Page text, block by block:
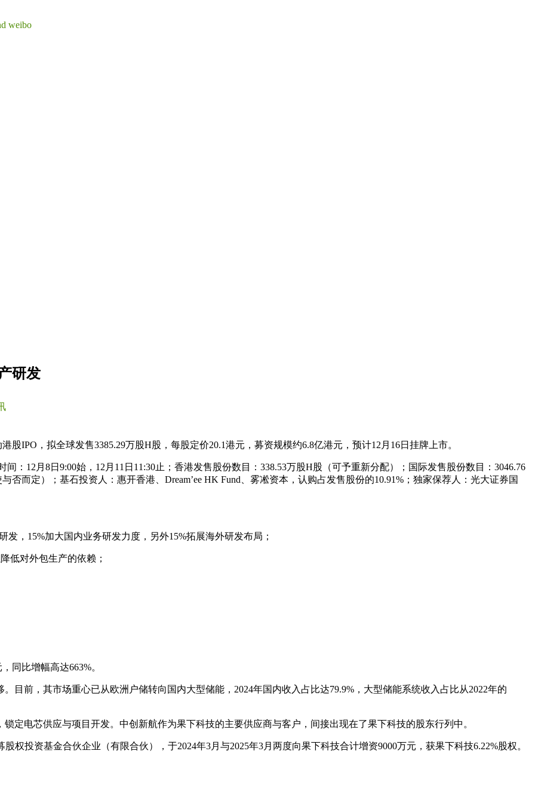
研发
股IPO，拟全球发售3385.29万股H股，每股定价20.1港元，募资规模约6.8亿港元，预计12月16日挂牌上市。
：12月8日9:00始，12月11日11:30止；香港发售股份数目：338.53万股H股（可予重新分配）；国际发售股份数目：3046.76
而定）；基石投资人：惠开香港、Dream’ee HK Fund、雾凇资本，认购占发售股份的10.91%；独家保荐人：光大证券国
，15%加大国内业务研发力度，另外15%拓展海外研发布局；
低对外包生产的依赖；
同比增幅高达663%。
目前，其市场重心已从欧洲户储转向国内大型储能，2024年国内收入占比达79.9%，大型储能系统收入占比从2022年的
定电芯供应与项目开发。中创新航作为果下科技的主要供应商与客户，间接出现在了果下科技的股东行列中。
权投资基金合伙企业（有限合伙），于2024年3月与2025年3月两度向果下科技合计增资9000万元，获果下科技6.22%股权。